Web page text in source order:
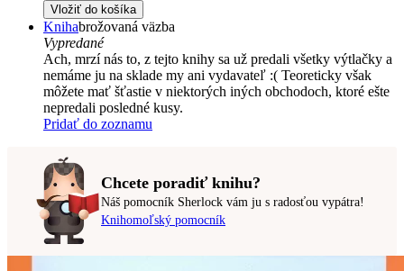
Vložiť do košíka
Knihabrožovaná väzba
Vypredané
Ach, mrzí nás to, z tejto knihy sa už predali všetky výtlačky a
nemáme ju na sklade my ani vydavateľ :( Teoreticky však
môžete mať šťastie v niektorých iných obchodoch, ktoré ešte
nepredali posledné kusy.
Pridať do zoznamu
Chcete poradiť knihu?
Náš pomocník Sherlock vám ju s radosťou vypátra!
Knihomoľský pomocník